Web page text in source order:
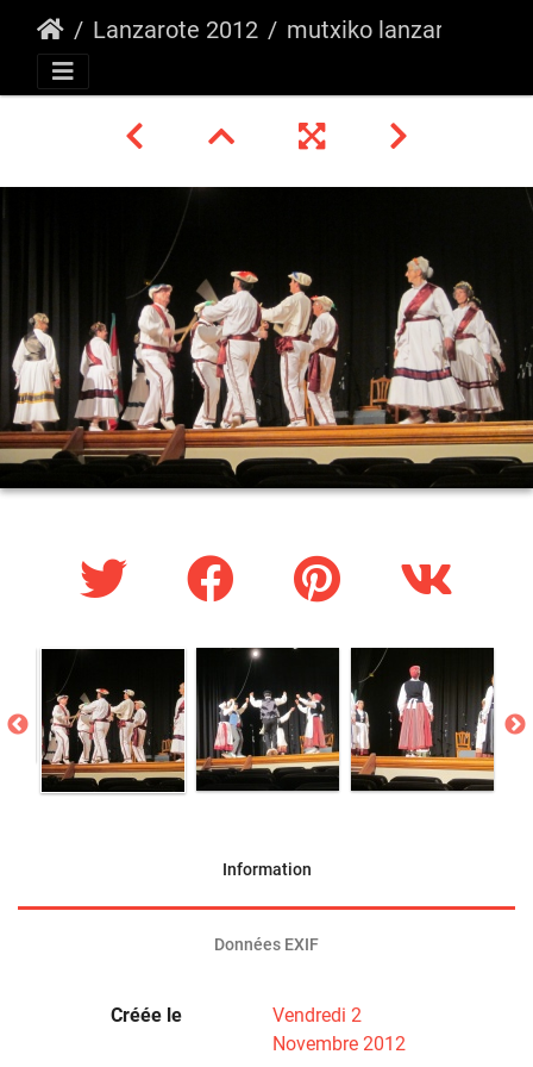
Lanzarote 2012 mutxiko lanzarote 2 -azaroa 2012 068
Information
Données EXIF
Créée le
Vendredi 2
Novembre 2012